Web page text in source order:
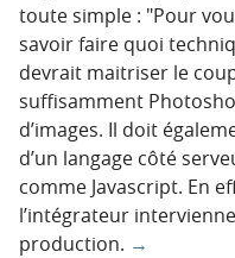
toute simple : Pour
savoir faire quoi
devrait maitriser le
suffisamment
d’images. Il doit
d’un langage côté
comme Javascript. En
l’intégrateur
production. →